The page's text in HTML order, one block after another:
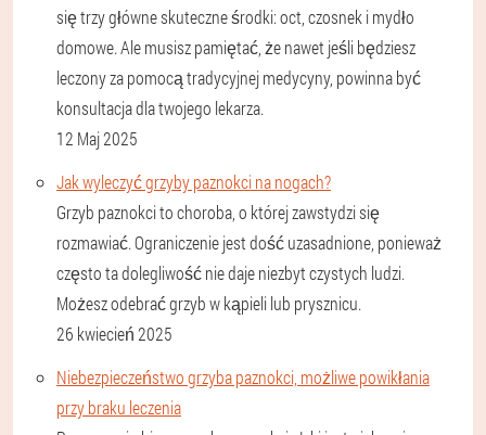
się trzy główne skuteczne środki: oct, czosnek i mydło
domowe. Ale musisz pamiętać, że nawet jeśli będziesz
leczony za pomocą tradycyjnej medycyny, powinna być
konsultacja dla twojego lekarza.
12 Maj 2025
Jak wyleczyć grzyby paznokci na nogach?
Grzyb paznokci to choroba, o której zawstydzi się
rozmawiać. Ograniczenie jest dość uzasadnione, ponieważ
często ta dolegliwość nie daje niezbyt czystych ludzi.
Możesz odebrać grzyb w kąpieli lub prysznicu.
26 kwiecień 2025
Niebezpieczeństwo grzyba paznokci, możliwe powikłania
przy braku leczenia